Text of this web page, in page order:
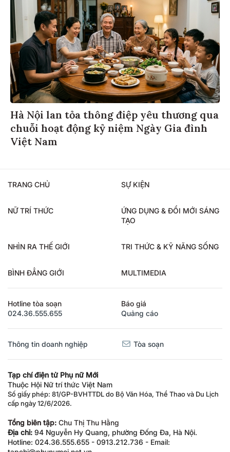
Hà Nội lan tỏa thông điệp yêu thương qua
chuỗi hoạt động kỷ niệm Ngày Gia đình
Việt Nam
TRANG CHỦ SỰ KIỆN
NỮ TRÍ THỨC
ỨNG DỤNG & ĐỔI MỚI SÁNG
TẠO
NHÌN RA THẾ GIỚI TRI THỨC & KỸ NĂNG SỐNG
BÌNH ĐẲNG GIỚI MULTIMEDIA
Hotline tòa soạn
024.36.555.655
Báo giá
Quảng cáo
Thông tin doanh nghiệp Tòa soạn
Tạp chí điện tử Phụ nữ Mới
Thuộc Hội Nữ trí thức Việt Nam
Số giấy phép: 81/GP-BVHTTDL do Bộ Văn Hóa, Thể Thao và Du Lịch
cấp ngày 12/6/2026.
Tổng biên tập: Chu Thị Thu Hằng
Địa chỉ: 94 Nguyễn Hy Quang, phường Đống Đa, Hà Nội.
Hotline: 024.36.555.655 - 0913.212.736 - Email: